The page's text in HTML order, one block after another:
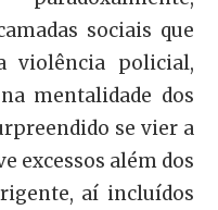
sociais que
violência policial,
mentalidade dos
se vier a
excessos além dos
aí incluídos